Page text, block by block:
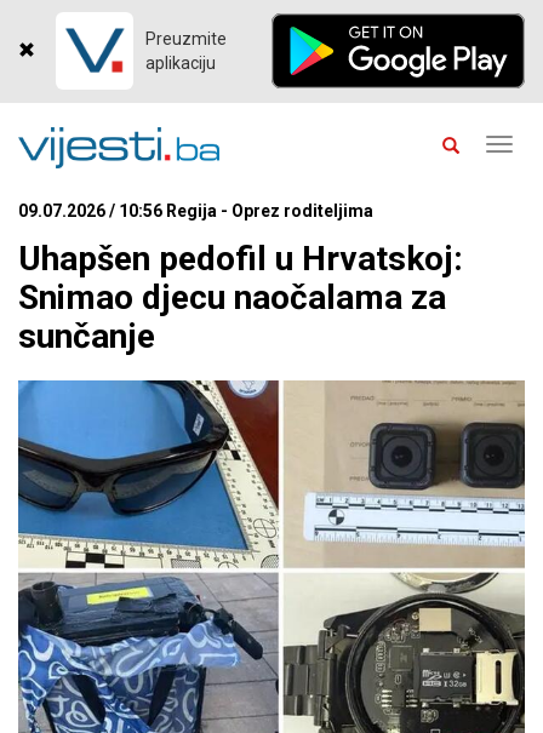
Preuzmite
aplikaciju
09.07.2026 / 10:56 Regija - Oprez roditeljima
Uhapšen pedofil u Hrvatskoj:
Snimao djecu naočalama za
sunčanje